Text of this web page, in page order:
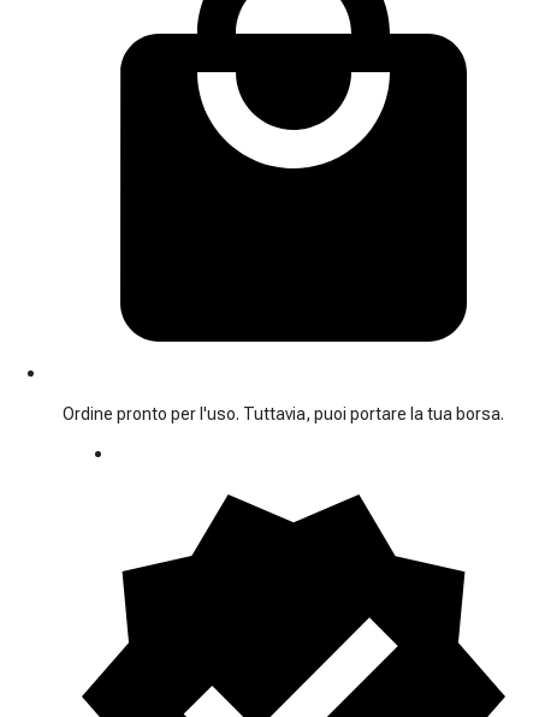
Ordine pronto per l'uso. Tuttavia, puoi portare la tua borsa.